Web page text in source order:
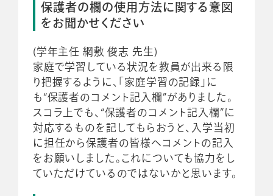
保護者の欄の使用方法に関する意図
をお聞かせください
(学年主任 網敷 俊志 先生)
家庭で学習している状況を教員が出来る限
り把握するように、「家庭学習の記録」に
も“保護者のコメント記入欄”がありました。
スコラ上でも、“保護者のコメント記入欄”に
対応するものを記してもらおうと、入学当初
に担任から保護者の皆様へコメントの記入
をお願いしました。これについても協力をし
ていただけているのではないかと思います。